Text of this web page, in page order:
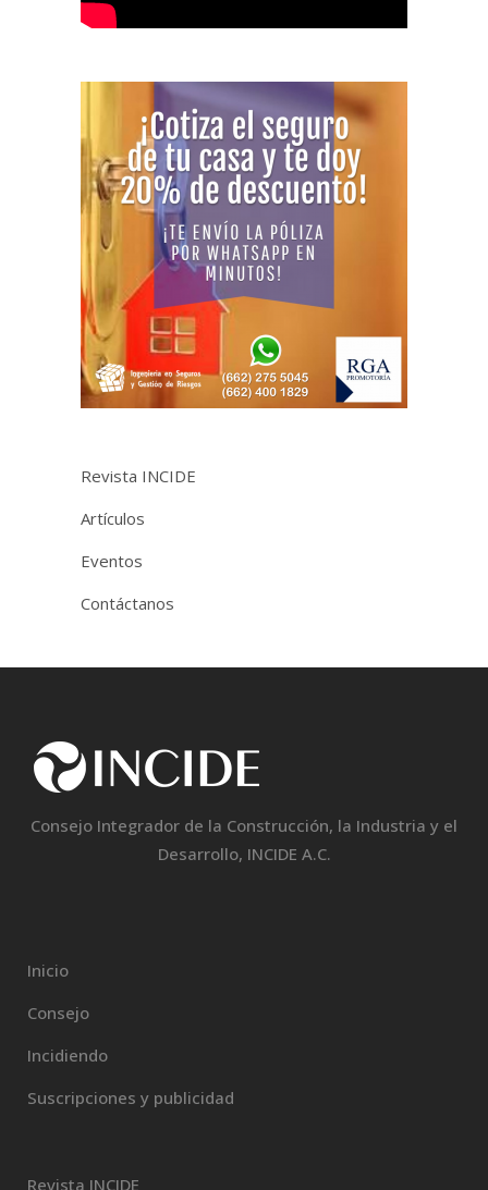
Revista INCIDE
Artículos
Eventos
Contáctanos
Consejo Integrador de la Construcción, la Industria y el
Desarrollo, INCIDE A.C.
Inicio
Consejo
Incidiendo
Suscripciones y publicidad
Revista INCIDE